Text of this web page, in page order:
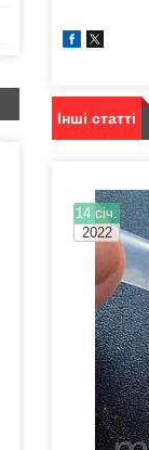
Інші статті
14 січ.
2022